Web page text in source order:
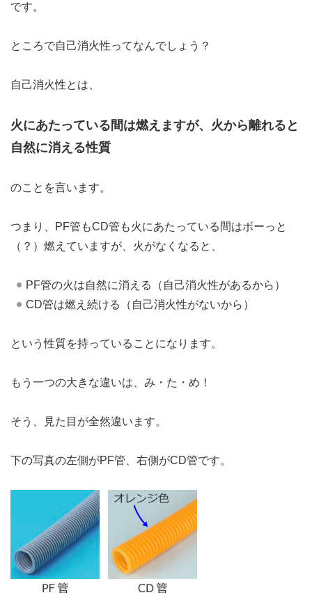
です。
ところで自己消火性ってなんでしょう？
自己消火性とは、
火にあたっている間は燃えますが、火から離れると
自然に消える性質
のことを言います。
つまり、PF管もCD管も火にあたっている間はボーっと
（？）燃えていますが、火がなくなると、
PF管の火は自然に消える（自己消火性があるから）
CD管は燃え続ける（自己消火性がないから）
という性質を持っていることになります。
もう一つの大きな違いは、み・た・め！
そう、見た目が全然違います。
下の写真の左側がPF管、右側がCD管です。